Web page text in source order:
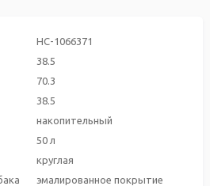
НС-1066371
38.5
70.3
38.5
накопительный
50 л
круглая
эмалированное покрытие